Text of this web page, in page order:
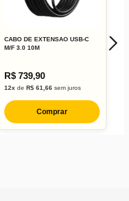
CABO DE EXTENSAO USB-C
M/F 3.0 10M
R$ 739,90
12x deR$ 61,66 sem juros
Comprar